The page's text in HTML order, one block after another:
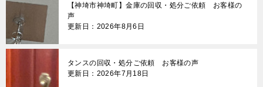
【神埼市神埼町】金庫の回収・処分ご依頼 お客様の
声
更新日：2026年8月6日
タンスの回収・処分ご依頼 お客様の声
更新日：2026年7月18日